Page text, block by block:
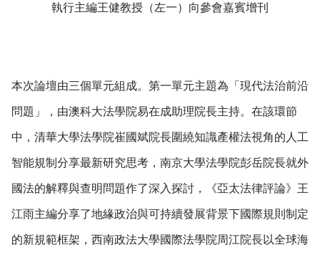
執行主編王健教授（左一）向參會嘉賓增刊
本次論壇由三個單元組成。第一單元主題為「現代法治前沿
問題」，由澳科大法學院易在成助理院長主持。在該環節
中，清華大學法學院崔國斌院長圍繞知識產權法視角的人工
智能規制分享最新研究思考，南京大學法學院彭岳院長就外
國法的解釋與查明問題作了深入探討，《亞太法律評論》王
江雨主編分享了地緣政治與可持續發展背景下國際規則制定
的新規範框架，西南政法大學國際法學院周江院長以全球海